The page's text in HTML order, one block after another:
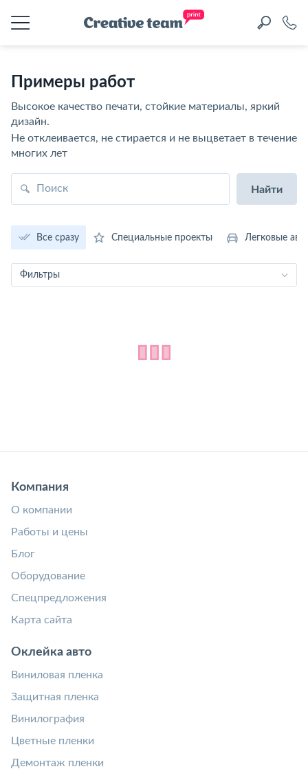
Примеры работ
Высокое качество печати, стойкие материалы, яркий
дизайн.
Не отклеивается, не стирается и не выцветает в течение
многих лет
Все сразу Специальные проекты Легковые
Фильтры
Компания
О компании
Работы и цены
Блог
Оборудование
Спецпредложения
Карта сайта
Оклейка авто
Виниловая пленка
Защитная пленка
Винилография
Цветные пленки
Демонтаж пленки